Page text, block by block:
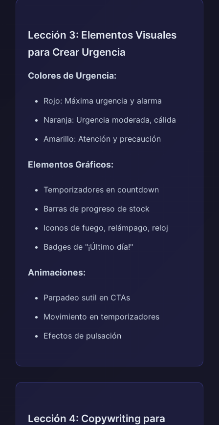
Lección 3: Elementos Visuales
para Crear Urgencia
Colores de Urgencia:
Rojo: Máxima urgencia y alarma
Naranja: Urgencia moderada, cálida
Amarillo: Atención y precaución
Elementos Gráficos:
Temporizadores en countdown
Barras de progreso de stock
Iconos de fuego, relámpago, reloj
Badges de "¡Último día!"
Animaciones:
Parpadeo sutil en CTAs
Movimiento en temporizadores
Efectos de pulsación
Lección 4: Copywriting para